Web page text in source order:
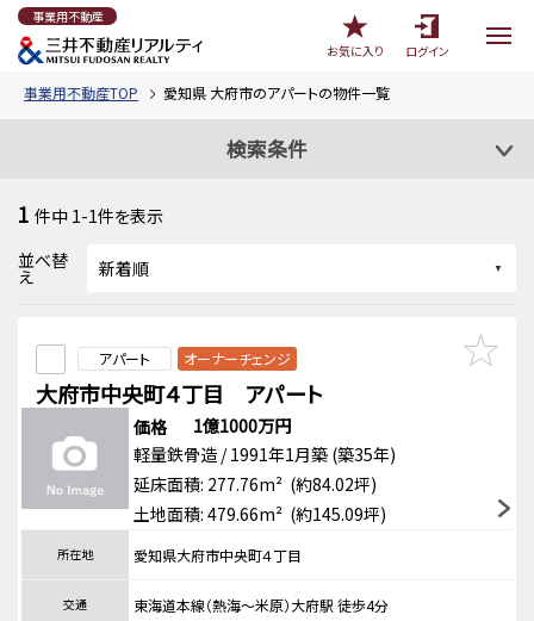
事業用不動産
お気に入り
ログイン
事業用不動産TOP 愛知県 大府市のアパートの物件一覧
検索条件
1 件中 1-1件を表示
並べ替
え
アパート オーナーチェンジ
大府市中央町４丁目 アパート
価格
1億1000万円
軽量鉄骨造 / 1991年1月築 (築35年)
延床面積: 277.76m² (約84.02坪)
土地面積: 479.66m² (約145.09坪)
所在地 愛知県大府市中央町４丁目
交通 東海道本線（熱海～米原）大府駅 徒歩4分